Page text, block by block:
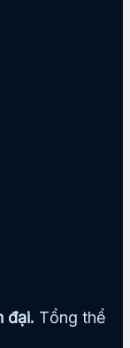
đại. Tổng thể